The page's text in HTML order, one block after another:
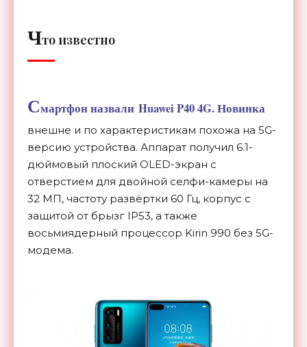
Что известно
Смартфон назвали Huawei P40 4G. Новинка
внешне и по характеристикам похожа на 5G-
версию устройства. Аппарат получил 6.1-
дюймовый плоский OLED-экран с
отверстием для двойной селфи-камеры на
32 МП, частоту развёртки 60 Гц, корпус с
защитой от брызг IP53, а также
восьмиядерный процессор Kirin 990 без 5G-
модема.